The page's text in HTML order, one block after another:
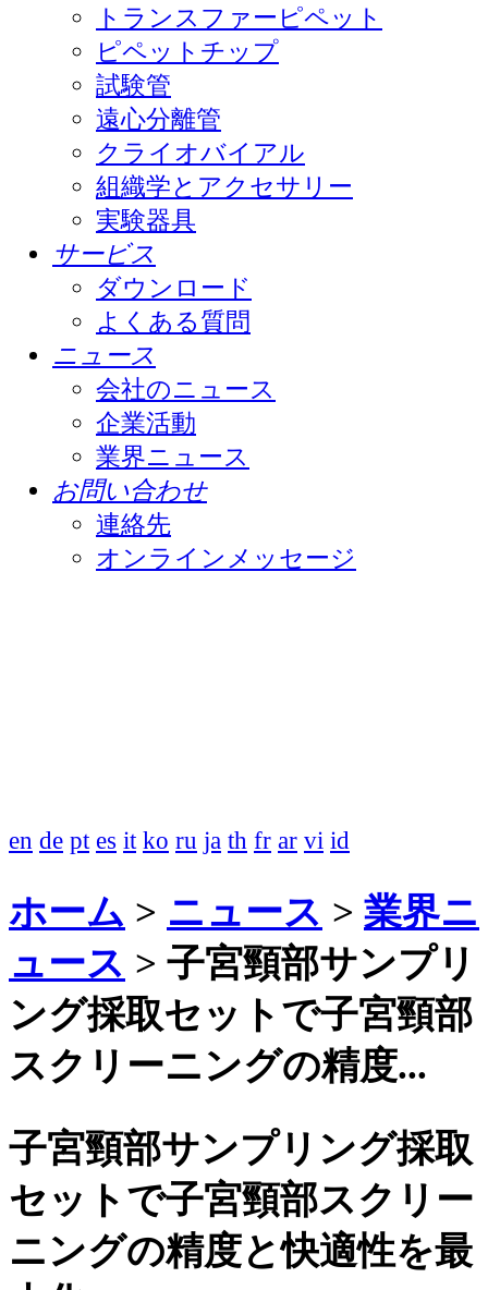
トランスファーピペット
ピペットチップ
試験管
遠心分離管
クライオバイアル
組織学とアクセサリー
実験器具
サービス
ダウンロード
よくある質問
ニュース
会社のニュース
企業活動
業界ニュース
お問い合わせ
連絡先
オンラインメッセージ
en de pt es it ko ru ja th fr ar vi id
ホーム > ニュース > 業界ニ
ュース > 子宮頸部サンプリ
ング採取セットで子宮頸部
スクリーニングの精度...
子宮頸部サンプリング採取
セットで子宮頸部スクリー
ニングの精度と快適性を最